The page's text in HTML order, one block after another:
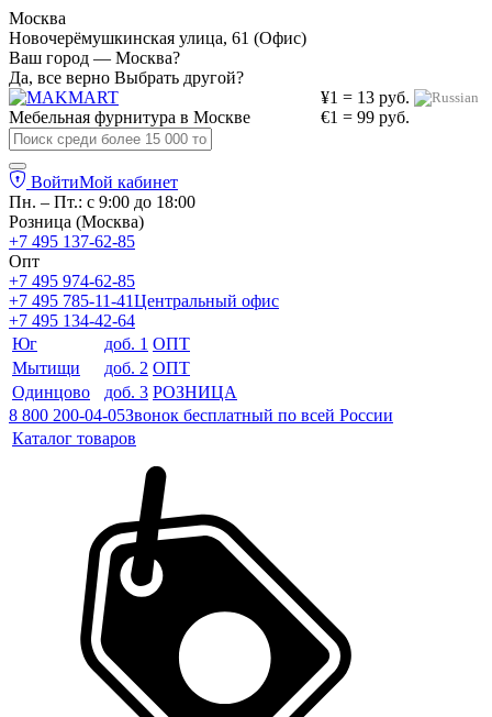
Москва
Новочерёмушкинская улица, 61 (Офис)
Ваш город — Москва?
Да, все верно Выбрать другой?
¥1 = 13 руб.
€1 = 99 руб.
Мебельная фурнитура в Москве
ВойтиМой кабинет
Пн. – Пт.: с 9:00 до 18:00
Розница (Москва)
+7 495 137-62-85
Опт
+7 495 974-62-85
+7 495 785-11-41Центральный офис
+7 495 134-42-64
Юг
доб. 1 ОПТ
Мытищи
доб. 2 ОПТ
Одинцово
доб. 3 РОЗНИЦА
8 800 200-04-05Звонок бесплатный по всей России
Каталог товаров